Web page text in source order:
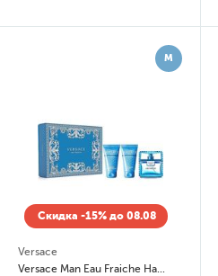
М
Скидка -15% до 08.08
Versace
Versace Man Eau Fraiche Набор: туалетная вода 50мл, гель для душа 50мл, бальзам после бритья 50мл